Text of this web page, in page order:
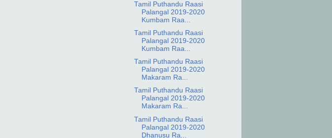
Tamil Puthandu Raasi
Palangal 2019-2020
Kumbam Raa...
Tamil Puthandu Raasi
Palangal 2019-2020
Kumbam Raa...
Tamil Puthandu Raasi
Palangal 2019-2020
Makaram Ra...
Tamil Puthandu Raasi
Palangal 2019-2020
Makaram Ra...
Tamil Puthandu Raasi
Palangal 2019-2020
Dhanusu Ra...